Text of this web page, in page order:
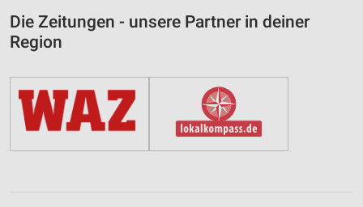
Die Zeitungen - unsere Partner in deiner
Region